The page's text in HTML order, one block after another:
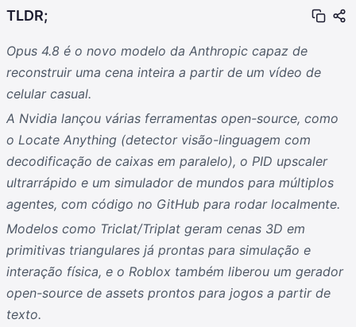
TLDR;
Opus 4.8 é o novo modelo da Anthropic capaz de
reconstruir uma cena inteira a partir de um vídeo de
celular casual.
A Nvidia lançou várias ferramentas open-source, como
o Locate Anything (detector visão-linguagem com
decodificação de caixas em paralelo), o PID upscaler
ultrarrápido e um simulador de mundos para múltiplos
agentes, com código no GitHub para rodar localmente.
Modelos como Triclat/Triplat geram cenas 3D em
primitivas triangulares já prontas para simulação e
interação física, e o Roblox também liberou um gerador
open-source de assets prontos para jogos a partir de
texto.